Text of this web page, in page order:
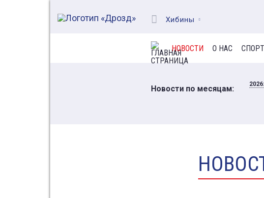
Хибины
НОВОСТИ О НАС
Новости по месяцам: 2026: